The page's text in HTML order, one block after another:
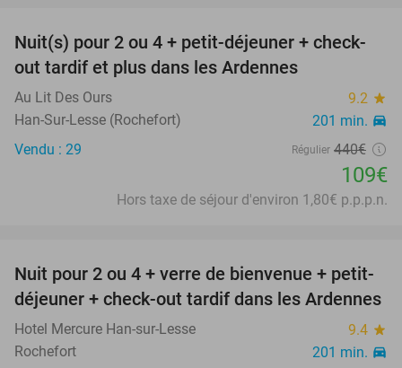
75%
Nuit(s) pour 2 ou 4 + petit-déjeuner + check-
out tardif et plus dans les Ardennes
Au Lit Des Ours 9.2 star
Han-Sur-Lesse (Rochefort) 201 min. directions_car
Vendu : 29 Régulier 440€
109€
Hors taxe de séjour d'environ 1,80€ p.p.p.n.
Nuit pour 2 ou 4 + verre de bienvenue + petit-
déjeuner + check-out tardif dans les Ardennes
Hotel Mercure Han-sur-Lesse 9.4 star
Rochefort 201 min. directions_car